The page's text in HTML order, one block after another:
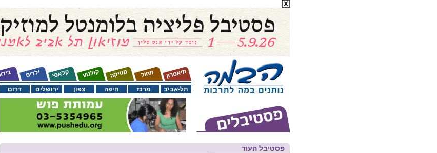
דרום ירושלים צפון חיפה מרכז תל-אביב
פסטיבל העוד